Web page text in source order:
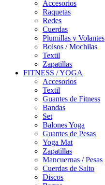
Accesorios
Raquetas
Redes
Cuerdas
Plumillas y Volantes
Bolsos / Mochilas
Textil
Zapatillas
FITNESS / YOGA
Accesorios
Textil
Guantes de Fitness
Bandas
Set
Balones Yoga
Guantes de Pesas
Yoga Mat
Zapatillas
Mancuernas / Pesas
Cuerdas de Salto
Discos